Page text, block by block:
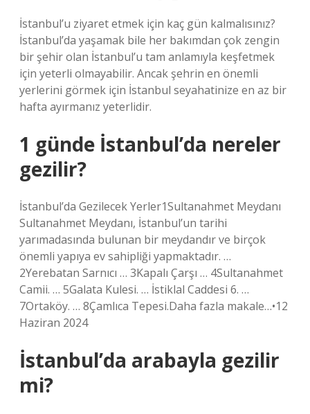
İstanbul’u ziyaret etmek için kaç gün kalmalısınız?
İstanbul’da yaşamak bile her bakımdan çok zengin
bir şehir olan İstanbul’u tam anlamıyla keşfetmek
için yeterli olmayabilir. Ancak şehrin en önemli
yerlerini görmek için İstanbul seyahatinize en az bir
hafta ayırmanız yeterlidir.
1 günde İstanbul’da nereler
gezilir?
İstanbul’da Gezilecek Yerler1Sultanahmet Meydanı
Sultanahmet Meydanı, İstanbul’un tarihi
yarımadasında bulunan bir meydandır ve birçok
önemli yapıya ev sahipliği yapmaktadır. …
2Yerebatan Sarnıcı … 3Kapalı Çarşı … 4Sultanahmet
Camii. … 5Galata Kulesi. … İstiklal Caddesi 6. …
7Ortaköy. … 8Çamlıca Tepesi.Daha fazla makale…•12
Haziran 2024
İstanbul’da arabayla gezilir
mi?